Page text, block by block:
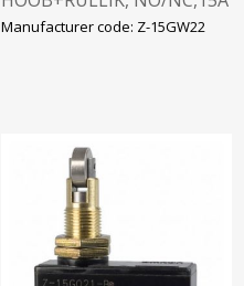
AC-1, joodetav klemm,
Manufacturer code: Z-15GW22